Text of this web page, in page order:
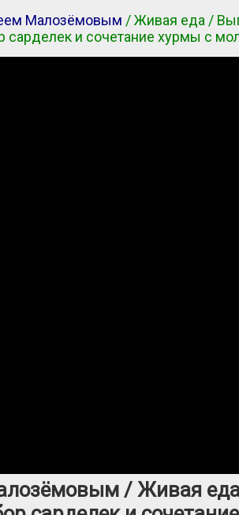
Малозёмовым / Живая еда /
сарделек и сочетание хурмы с
/ Живая